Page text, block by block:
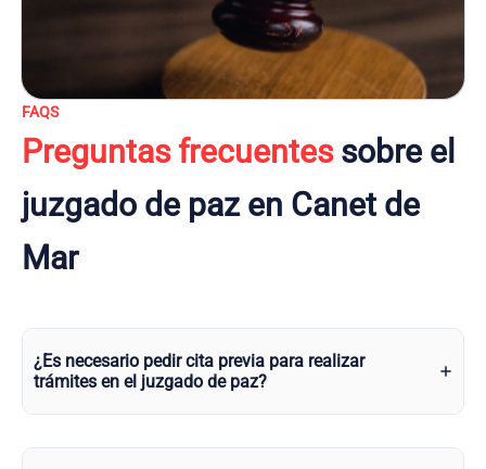
FAQS
Preguntas frecuentessobre el
juzgado de paz en Canet de
Mar
¿Es necesario pedir cita previa para realizar
trámites en el juzgado de paz?